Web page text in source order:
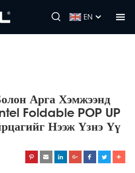
EN
Арга Хэмжээнд
Foldable POP UP
Нээж Үзнэ Үү